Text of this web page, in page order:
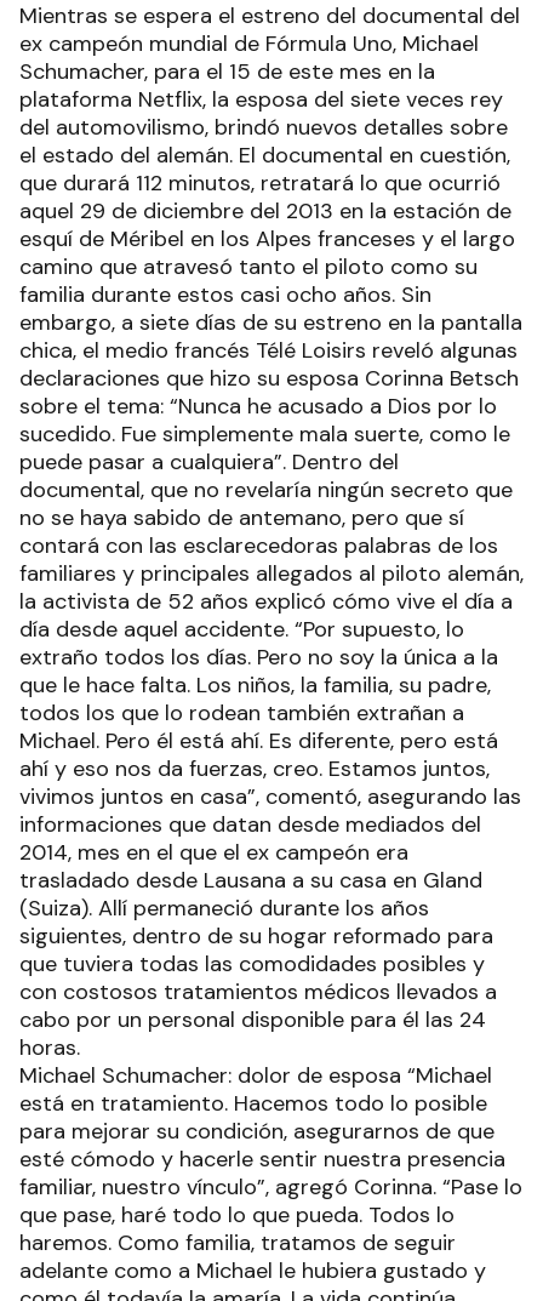
Mientras se espera el estreno del documental del
ex campeón mundial de Fórmula Uno, Michael
Schumacher, para el 15 de este mes en la
plataforma Netflix, la esposa del siete veces rey
del automovilismo, brindó nuevos detalles sobre
el estado del alemán. El documental en cuestión,
que durará 112 minutos, retratará lo que ocurrió
aquel 29 de diciembre del 2013 en la estación de
esquí de Méribel en los Alpes franceses y el largo
camino que atravesó tanto el piloto como su
familia durante estos casi ocho años. Sin
embargo, a siete días de su estreno en la pantalla
chica, el medio francés Télé Loisirs reveló algunas
declaraciones que hizo su esposa Corinna Betsch
sobre el tema: “Nunca he acusado a Dios por lo
sucedido. Fue simplemente mala suerte, como le
puede pasar a cualquiera”. Dentro del
documental, que no revelaría ningún secreto que
no se haya sabido de antemano, pero que sí
contará con las esclarecedoras palabras de los
familiares y principales allegados al piloto alemán,
la activista de 52 años explicó cómo vive el día a
día desde aquel accidente. “Por supuesto, lo
extraño todos los días. Pero no soy la única a la
que le hace falta. Los niños, la familia, su padre,
todos los que lo rodean también extrañan a
Michael. Pero él está ahí. Es diferente, pero está
ahí y eso nos da fuerzas, creo. Estamos juntos,
vivimos juntos en casa”, comentó, asegurando las
informaciones que datan desde mediados del
2014, mes en el que el ex campeón era
trasladado desde Lausana a su casa en Gland
(Suiza). Allí permaneció durante los años
siguientes, dentro de su hogar reformado para
que tuviera todas las comodidades posibles y
con costosos tratamientos médicos llevados a
cabo por un personal disponible para él las 24
horas.
Michael Schumacher: dolor de esposa “Michael
está en tratamiento. Hacemos todo lo posible
para mejorar su condición, asegurarnos de que
esté cómodo y hacerle sentir nuestra presencia
familiar, nuestro vínculo”, agregó Corinna. “Pase lo
que pase, haré todo lo que pueda. Todos lo
haremos. Como familia, tratamos de seguir
adelante como a Michael le hubiera gustado y